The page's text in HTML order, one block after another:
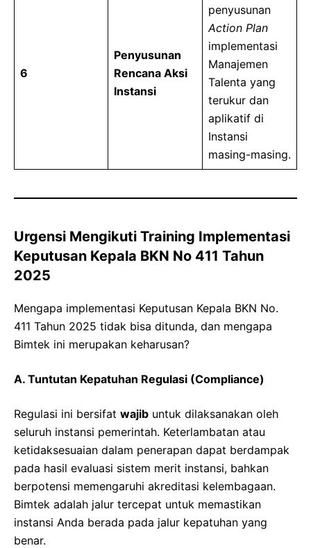
6
Penyusunan
Rencana Aksi
Instansi
penyusunan
Action Plan
implementasi
Manajemen
Talenta yang
terukur dan
aplikatif di
Instansi
masing-masing.
Urgensi Mengikuti Training Implementasi
Keputusan Kepala BKN No 411 Tahun
2025
Mengapa implementasi Keputusan Kepala BKN No.
411 Tahun 2025 tidak bisa ditunda, dan mengapa
Bimtek ini merupakan keharusan?
A. Tuntutan Kepatuhan Regulasi (Compliance)
Regulasi ini bersifat wajib untuk dilaksanakan oleh
seluruh instansi pemerintah. Keterlambatan atau
ketidaksesuaian dalam penerapan dapat berdampak
pada hasil evaluasi sistem merit instansi, bahkan
berpotensi memengaruhi akreditasi kelembagaan.
Bimtek adalah jalur tercepat untuk memastikan
instansi Anda berada pada jalur kepatuhan yang
benar.